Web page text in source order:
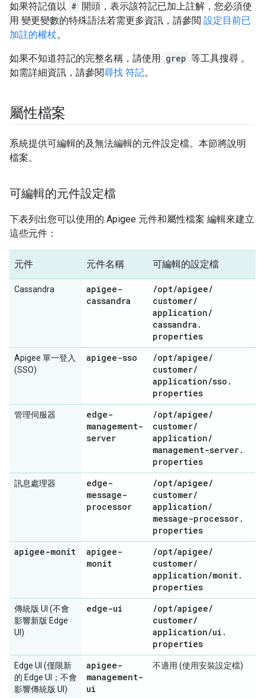
如果符記值以 # 開頭，表示該符記已加上註解，您必須使
用 變更變數的特殊語法若需更多資訊，請參閲 設定目前已
加註的權杖。
如果不知道符記的完整名稱，請使用 grep 等工具搜尋 。
如需詳細資訊，請參閱尋找 符記。
屬性檔案
系統提供可編輯的及無法編輯的元件設定檔。本節將說明
檔案。
可編輯的元件設定檔
下表列出您可以使用的 Apigee 元件和屬性檔案 編輯來建立
這些元件：
元件 元件名稱 可編輯的設定檔
Cassandra
apigee-
cassandra
/opt/apigee/
customer/
application/
cassandra .
properties
Apigee 單一登入
(SSO)
apigee-sso /opt/apigee/
customer/
application/sso .
properties
管理伺服器
edge-
management-
server
/opt/apigee/
customer/
application/
management-server.
properties
訊息處理器
edge-
message-
processor
/opt/apigee/
customer/
application/
message-processor.
properties
apigee-monit
apigee-
monit
/opt/apigee/
customer/
application/monit.
properties
傳統版 UI (不會
影響新版 Edge
UI)
edge-ui /opt/apigee/
customer/
application/ui .
properties
Edge UI (僅限新
的 Edge UI；不會
影響傳統版 UI)
apigee-
management-
ui
不適用 (使用安裝設定檔)